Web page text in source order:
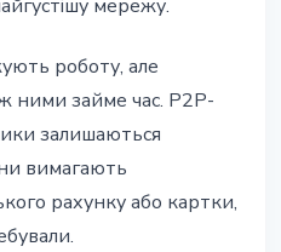
мережу.
роботу, але
ними займе час. P2P-
залишаються
вимагають
рахунку або картки,